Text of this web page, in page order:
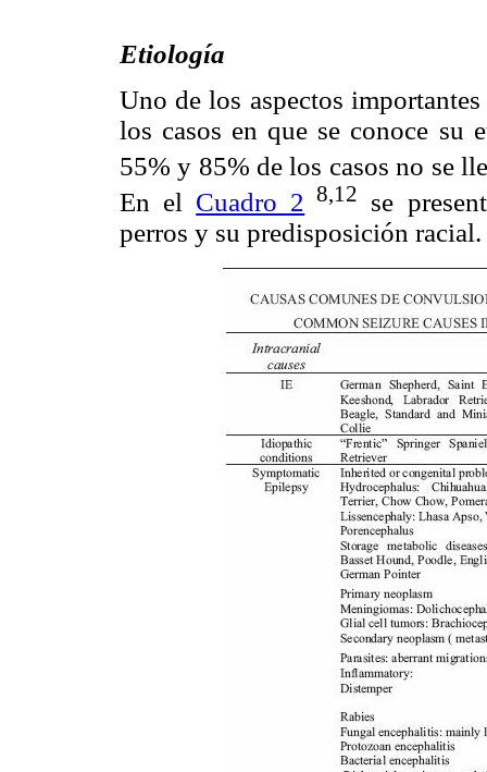
Etiología
Uno de los aspectos
los casos en que se conoce su
55% y 85% de los casos no se
En el Cuadro 2 8,12
se
perros y su predisposición racial.